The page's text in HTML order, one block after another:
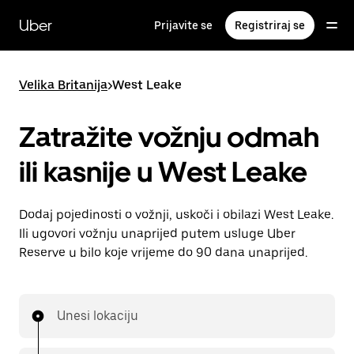
glavni
sadržaj
Uber Prijavite se Registriraj se
Velika Britanija>West Leake
Zatražite vožnju odmah
ili kasnije u West Leake
Dodaj pojedinosti o vožnji, uskoči i obilazi West Leake.
Ili ugovori vožnju unaprijed putem usluge Uber
Reserve u bilo koje vrijeme do 90 dana unaprijed.
Unesi lokaciju